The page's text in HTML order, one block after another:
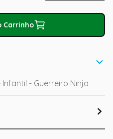
Carrinho
- Guerreiro Ninja